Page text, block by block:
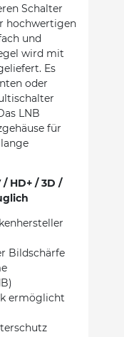
Schalter
hochwertigen
und
wird mit
Es
oder
LNB
für
/ HD+ / 3D /
Bildschärfe
ermöglicht